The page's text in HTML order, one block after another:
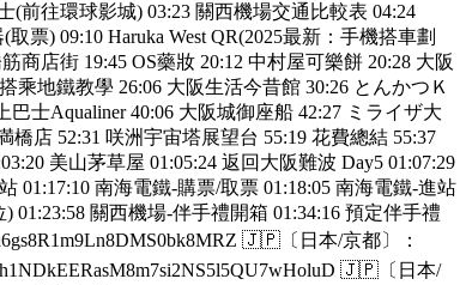
(前往環球影城) 03:23 關西機場交通比較表 04:24
票) 09:10 Haruka West QR(2025最新：手機搭車劃
商店街 19:45 OS藥妝 20:12 中村屋可樂餅 20:28 大阪
乘地鐵教學 26:06 大阪生活今昔館 30:26 とんかつＫ
士Aqualiner 40:06 大阪城御座船 42:27 ミライザ大
店 52:31 咲洲宇宙塔展望台 55:19 花費總結 55:37
美山茅草屋 01:05:24 返回大阪難波 Day5 01:07:29
01:17:10 南海電鐵-購票/取票 01:18:05 南海電鐵-進站
01:23:58 關西機場-伴手禮開箱 01:34:16 預定伴手禮
🇯🇵〔日本/京都〕：
🇯🇵〔日本/